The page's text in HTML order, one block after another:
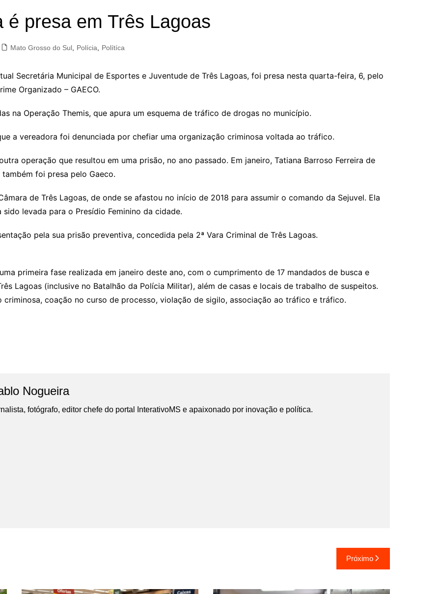
é presa em Três Lagoas
Mato Grosso do Sul Polícia Polítíca
Secretária Municipal de Esportes e Juventude de Três Lagoas, foi presa nesta quarta-feira, 6, pelo
Organizado – GAECO.
na Operação Themis, que apura um esquema de tráfico de drogas no município.
a vereadora foi denunciada por chefiar uma organização criminosa voltada ao tráfico.
operação que resultou em uma prisão, no ano passado. Em janeiro, Tatiana Barroso Ferreira de
foi presa pelo Gaeco.
de Três Lagoas, de onde se afastou no início de 2018 para assumir o comando da Sejuvel. Ela
levada para o Presídio Feminino da cidade.
pela sua prisão preventiva, concedida pela 2ª Vara Criminal de Três Lagoas.
primeira fase realizada em janeiro deste ano, com o cumprimento de 17 mandados de busca e
Lagoas (inclusive no Batalhão da Polícia Militar), além de casas e locais de trabalho de suspeitos.
coação no curso de processo, violação de sigilo, associação ao tráfico e tráfico.
Nogueira
fotógrafo, editor chefe do portal InterativoMS e apaixonado por inovação e política.
Próximo